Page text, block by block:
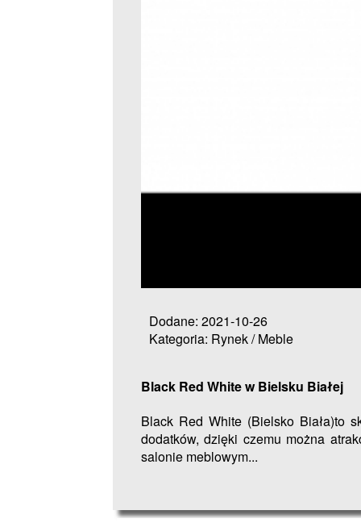
Dodane: 2021-10-26
Kategoria: Rynek / Meble
Black Red White w Bielsku Białej
Black Red White (Bielsko Biała)to
dodatków, dzięki czemu można
salonie meblowym...